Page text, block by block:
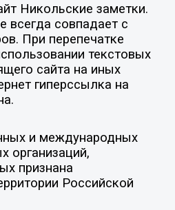
Никольские заметки.
всегда совпадает с
При перепечатке
текстовых
сайта на иных
гиперссылка на
и международных
организаций,
признана
Российской